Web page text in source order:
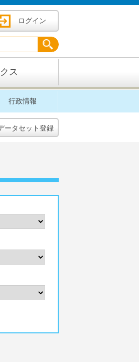
ログイン
ス
行政情報
ータセット登録